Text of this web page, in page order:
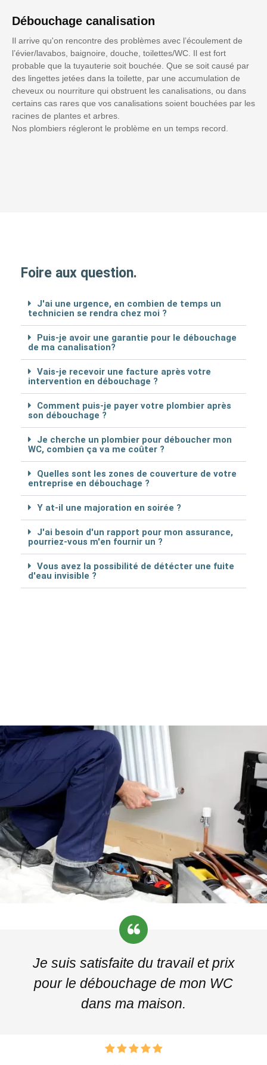
Débouchage canalisation
Il arrive qu'on rencontre des problèmes avec l’écoulement de
l’évier/lavabos, baignoire, douche, toilettes/WC. Il est fort
probable que la tuyauterie soit bouchée. Que se soit causé par
des lingettes jetées dans la toilette, par une accumulation de
cheveux ou nourriture qui obstruent les canalisations, ou dans
certains cas rares que vos canalisations soient bouchées par les
racines de plantes et arbres.
Nos plombiers régleront le problème en un temps record.
Foire aux question.
J'ai une urgence, en combien de temps un
technicien se rendra chez moi ?
Puis-je avoir une garantie pour le débouchage
de ma canalisation?
Vais-je recevoir une facture après votre
intervention en débouchage ?
Comment puis-je payer votre plombier après
son débouchage ?
Je cherche un plombier pour déboucher mon
WC, combien ça va me coûter ?
Quelles sont les zones de couverture de votre
entreprise en débouchage ?
Y at-il une majoration en soirée ?
J'ai besoin d'un rapport pour mon assurance,
pourriez-vous m'en fournir un ?
Vous avez la possibilité de détécter une fuite
d'eau invisible ?
Je suis satisfaite du travail et prix
pour le débouchage de mon WC
dans ma maison.